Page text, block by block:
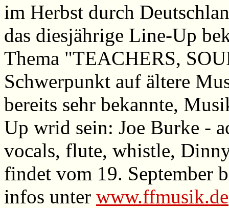
im Herbst durch
das diesjährige Line-Up
Thema "TEACHERS,
Schwerpunkt auf ältere
bereits sehr bekannte,
Up wrid sein: Joe Burke -
vocals, flute, whistle,
findet vom 19. September
infos unter www.ffmusik.de